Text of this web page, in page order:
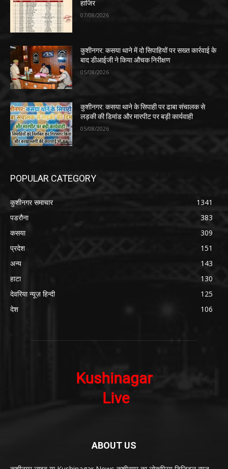
हाजिर
07/08/2026
कुशीनगर: कसया थाने में दो सिपाहियों पर सख्त कार्रवाई के
बाद डीआईजी ने किया औचक निरीक्षण
05/08/2026
कुशीनगर: कसया थाने के सिपाही पर ढाबा संचालक से
लड़की की डिमांड और मारपीट पर बड़ी कार्यवाही
05/08/2026
POPULAR CATEGORY
कुशीनगर समाचार
1341
पडरौना
383
कसया
309
प्रदेश
151
अन्य
143
हाटा
130
देवरिया न्यूज़ हिन्दी
125
देश
106
ABOUT US